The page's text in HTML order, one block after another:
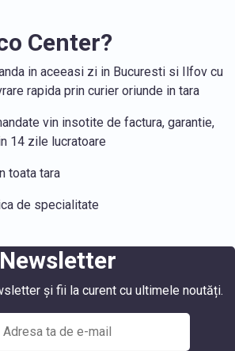
Center?
in aceeasi zi in Bucuresti si Ilfov cu
rapida prin curier oriunde in tara
vin insotite de factura, garantie,
14 zile lucratoare
toata tara
de specialitate
Newsletter
și fii la curent cu ultimele noutăți.